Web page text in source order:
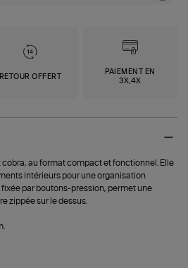
RETOUR OFFERT
PAIEMENT EN
3X,4X
au format compact et fonctionnel. Elle
intérieurs pour une organisation
par boutons-pression, permet une
zippée sur le dessus.